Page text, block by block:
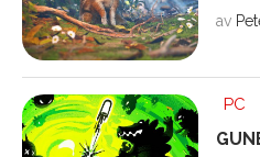
av
PC